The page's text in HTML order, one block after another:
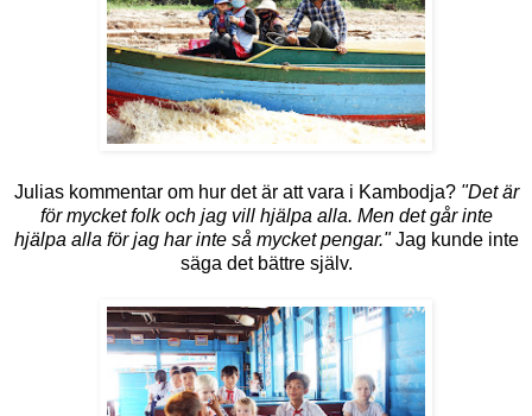
Julias kommentar om hur det är att vara i Kambodja? "Det är
för mycket folk och jag vill hjälpa alla. Men det går inte
hjälpa alla för jag har inte så mycket pengar."Jag kunde inte
säga det bättre själv.